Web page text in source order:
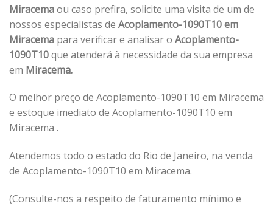
Miracemaou caso prefira, solicite uma visita de um de
nossos especialistas de Acoplamento-1090T10 em
Miracema para verificar e analisar o Acoplamento-
1090T10que atenderá à necessidade da sua empresa
em Miracema.
O melhor preço de Acoplamento-1090T10 em Miracema
e estoque imediato de Acoplamento-1090T10 em
Miracema .
Atendemos todo o estado do Rio de Janeiro, na venda
de Acoplamento-1090T10 em Miracema.
(Consulte-nos a respeito de faturamento mínimo e